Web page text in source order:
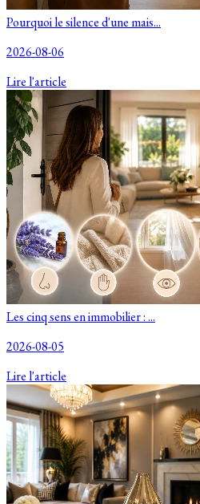
Pourquoi le silence d'une mais...
2026-08-06
Lire l'article
Les cinq sens en immobilier : ...
2026-08-05
Lire l'article